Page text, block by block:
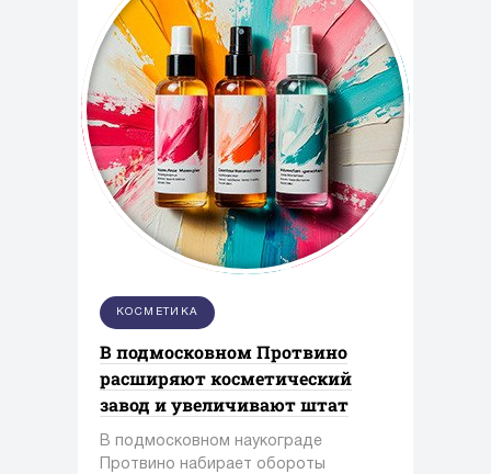
КОСМЕТИКА
В подмосковном Протвино
расширяют косметический
завод и увеличивают штат
В подмосковном наукограде
Протвино набирает обороты